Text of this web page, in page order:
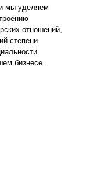
мы уделяем
отношений,
степени
бизнесе.